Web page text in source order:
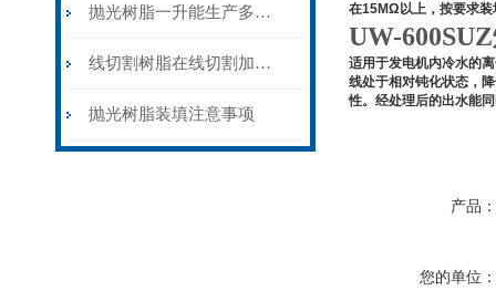
抛光树脂一升能生产多少水，能不能预处理反复使用呢
线切割树脂在线切割加工中的重要性分析
抛光树脂装填注意事项
在15MΩ以上， 按要求装
UW-
适用于发电机内冷水的
线处于相对钝化状态，
性。经处理后的出水能
产品：
您的单位：